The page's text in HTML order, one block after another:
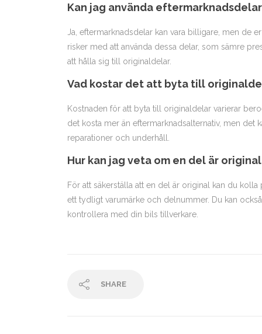
Kan jag använda
Ja, eftermarknadsdelar kan vara billigare, men de
risker med att använda dessa delar, som sämre
att hålla sig till originaldelar.
Vad kostar det att byta till
Kostnaden för att byta till originaldelar varierar
det kosta mer än eftermarknadsalternativ, men
reparationer och underhåll.
Hur kan jag veta om en del är
För att säkerställa att en del är original kan du
ett tydligt varumärke och delnummer. Du kan
kontrollera med din bils tillverkare.
SHARE